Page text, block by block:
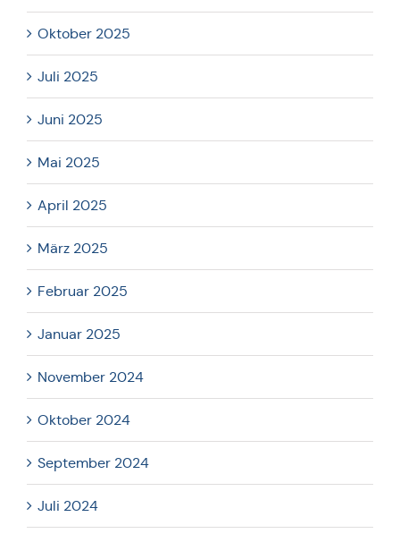
Oktober 2025
Juli 2025
Juni 2025
Mai 2025
April 2025
März 2025
Februar 2025
Januar 2025
November 2024
Oktober 2024
September 2024
Juli 2024